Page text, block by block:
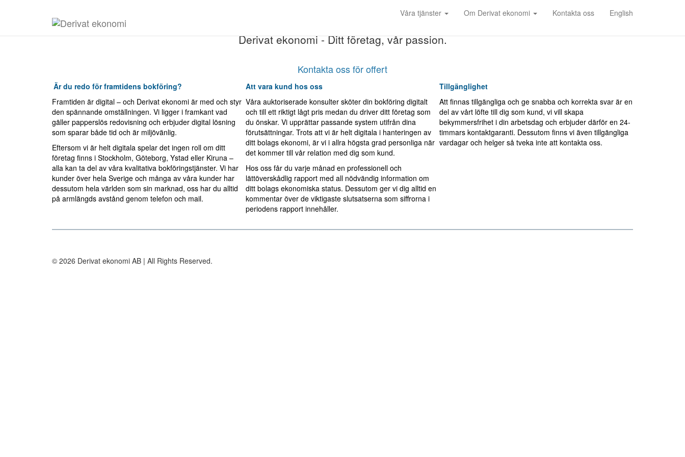
Våra tjänster Om Derivat ekonomi Kontakta oss English
Välkommen till din digitala och personliga byrå
Derivat ekonomi - Ditt företag, vår passion.
Kontakta oss för offert
Är du redo för framtidens bokföring?
Framtiden är digital – och Derivat ekonomi är med och styr
den spännande omställningen. Vi ligger i framkant vad
gäller papperslös redovisning och erbjuder digital lösning
som sparar både tid och är miljövänlig.
Eftersom vi är helt digitala spelar det ingen roll om ditt
företag finns i Stockholm, Göteborg, Ystad eller Kiruna –
alla kan ta del av våra kvalitativa bokföringstjänster. Vi har
kunder över hela Sverige och många av våra kunder har
dessutom hela världen som sin marknad, oss har du alltid
på armlängds avstånd genom telefon och mail.
Att vara kund hos oss
Våra auktoriserade konsulter sköter din bokföring digitalt
och till ett riktigt lågt pris medan du driver ditt företag som
du önskar. Vi upprättar passande system utifrån dina
förutsättningar. Trots att vi är helt digitala i hanteringen av
ditt bolags ekonomi, är vi i allra högsta grad personliga när
det kommer till vår relation med dig som kund.
Hos oss får du varje månad en professionell och
lättöverskådlig rapport med all nödvändig information om
ditt bolags ekonomiska status. Dessutom ger vi dig alltid en
kommentar över de viktigaste slutsatserna som siffrorna i
periodens rapport innehåller.
Tillgänglighet
Att finnas tillgängliga och ge snabba och korrekta svar är en
del av vårt löfte till dig som kund, vi vill skapa
bekymmersfrihet i din arbetsdag och erbjuder därför en 24-
timmars kontaktgaranti. Dessutom finns vi även tillgängliga
vardagar och helger så tveka inte att kontakta oss.
© 2026 Derivat ekonomi AB | All Rights Reserved.